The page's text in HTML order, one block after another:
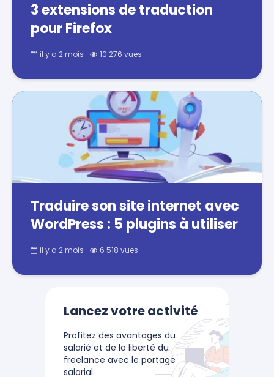
3 extensions de traduction
pour Firefox
il y a 2 mois 10 276 vues
Traduire son site internet avec
WordPress : 5 plugins à utiliser
il y a 2 mois 6 518 vues
Lancez votre activité
Profitez des avantages du
salarié et de la liberté du
freelance avec le portage
salarial.